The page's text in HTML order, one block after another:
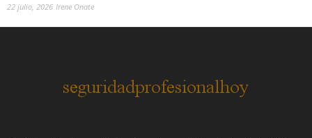
22 julio, 2026 Irene Onate